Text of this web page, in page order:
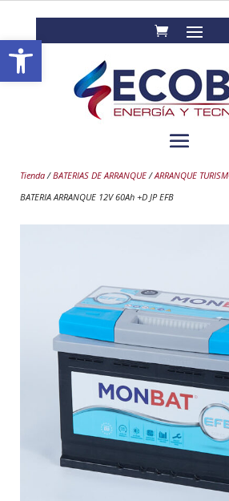
Abrir barra de herramientas
Tienda/BATERIAS DE ARRANQUE/ARRANQUE
BATERIA ARRANQUE 12V 60Ah +D JP EFB